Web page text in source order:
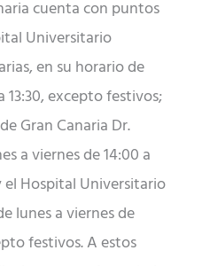
cuenta con puntos
Universitario
en su horario de
13:30, excepto festivos;
Gran Canaria Dr.
a viernes de 14:00 a
el Hospital Universitario
lunes a viernes de
festivos. A estos